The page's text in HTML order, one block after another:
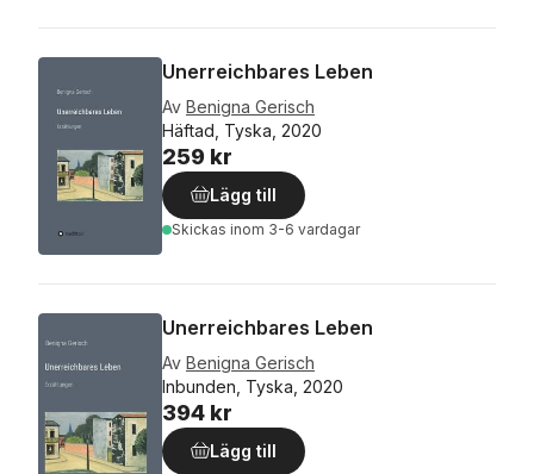
Unerreichbares Leben
Av Benigna Gerisch
Häftad, Tyska, 2020
259 kr
Lägg till
Skickas inom 3-6 vardagar
Unerreichbares Leben
Av Benigna Gerisch
Inbunden, Tyska, 2020
394 kr
Lägg till